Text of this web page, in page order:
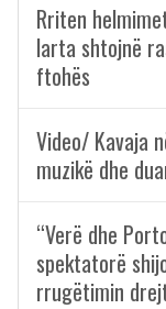
Rriten
larta shtojnë
ftohës
Video/ Kavaja
muzikë dhe
“Verë dhe
spektatorë
rrugëtimin